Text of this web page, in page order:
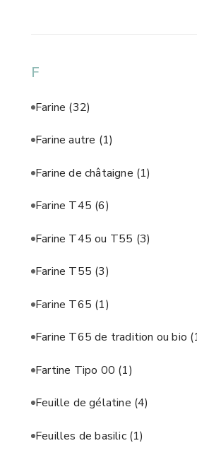
F
Farine (32)
Farine autre (1)
Farine de châtaigne (1)
Farine T45 (6)
Farine T45 ou T55 (3)
Farine T55 (3)
Farine T65 (1)
Farine T65 de tradition ou bio
Fartine Tipo 00 (1)
Feuille de gélatine (4)
Feuilles de basilic (1)